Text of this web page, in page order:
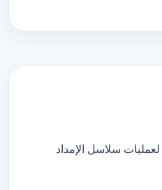
سلاسل الإمداد